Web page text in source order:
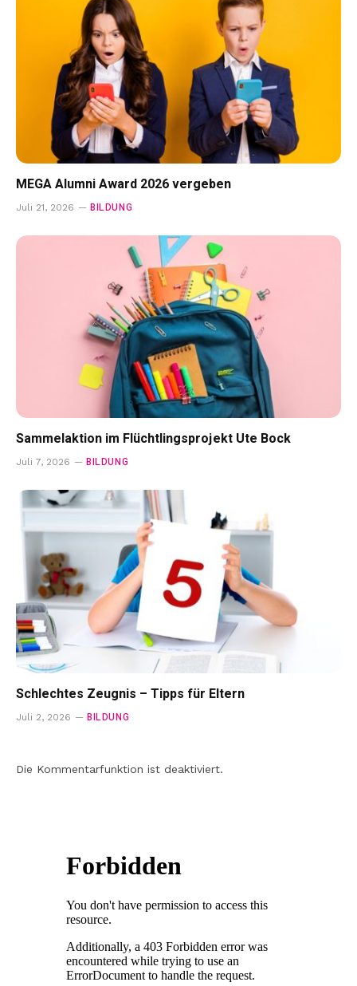
MEGA Alumni Award 2026 vergeben
Juli 21, 2026 BILDUNG
Sammelaktion im Flüchtlingsprojekt Ute Bock
Juli 7, 2026 BILDUNG
Schlechtes Zeugnis – Tipps für Eltern
Juli 2, 2026 BILDUNG
Die Kommentarfunktion ist deaktiviert.